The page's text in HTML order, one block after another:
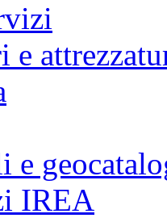
e
e
IREA